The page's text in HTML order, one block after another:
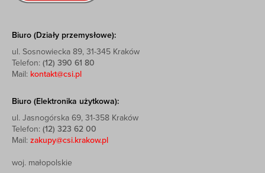
Biuro (Działy przemysłowe):
ul. Sosnowiecka 89, 31-345 Kraków
Telefon: (12) 390 61 80
Mail: kontakt@csi.pl
Biuro (Elektronika użytkowa):
ul. Jasnogórska 69, 31-358 Kraków
Telefon: (12) 323 62 00
Mail: zakupy@csi.krakow.pl
woj. małopolskie